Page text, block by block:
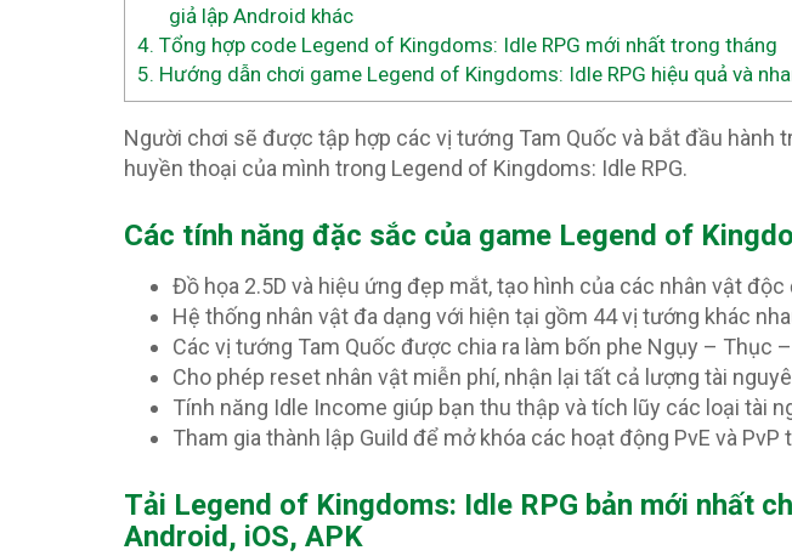
giả lập Android khác
4. Tổng hợp code Legend of Kingdoms: Idle RPG mới nhất trong tháng
5. Hướng dẫn chơi game Legend of Kingdoms: Idle RPG hiệu quả và
Người chơi sẽ được tập hợp các vị tướng Tam Quốc và bắt đầu hành
huyền thoại của mình trong Legend of Kingdoms: Idle RPG.
Các tính năng đặc sắc của game Legend of
Đồ họa 2.5D và hiệu ứng đẹp mắt, tạo hình của các nhân vật độc
Hệ thống nhân vật đa dạng với hiện tại gồm 44 vị tướng khác
Các vị tướng Tam Quốc được chia ra làm bốn phe Ngụy – Thục
Cho phép reset nhân vật miễn phí, nhận lại tất cả lượng tài
Tính năng Idle Income giúp bạn thu thập và tích lũy các loại tài
Tham gia thành lập Guild để mở khóa các hoạt động PvE và PvP
Tải Legend of Kingdoms: Idle RPG bản mới nhất
Android, iOS, APK